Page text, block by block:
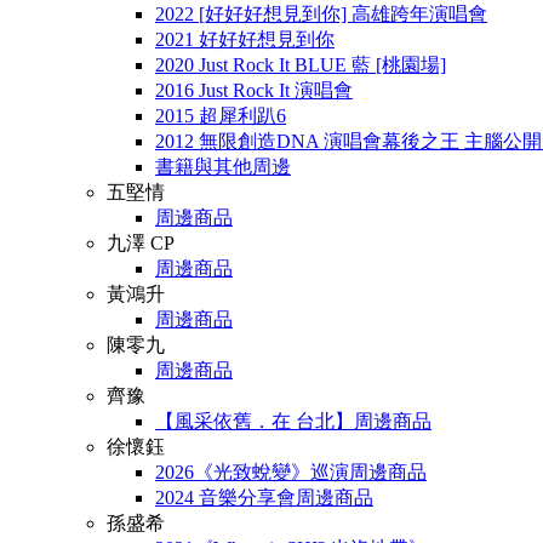
2022 [好好好想見到你] 高雄跨年演唱會
2021 好好好想見到你
2020 Just Rock It BLUE 藍 [桃園場]
2016 Just Rock It 演唱會
2015 超犀利趴6
2012 無限創造DNA 演唱會幕後之王 主腦公
書籍與其他周邊
五堅情
周邊商品
九澤 CP
周邊商品
黃鴻升
周邊商品
陳零九
周邊商品
齊豫
【風采依舊．在 台北】周邊商品
徐懷鈺
2026《光致蛻變》巡演周邊商品
2024 音樂分享會周邊商品
孫盛希